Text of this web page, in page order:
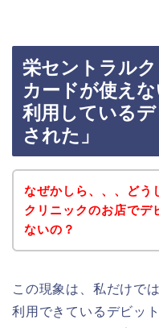
栄セントラル
カードが使え
利用している
された」
なぜかしら、、、どう
クリニックのお店でデ
ないの？
この現象は、私だけで
利用できているデビッ